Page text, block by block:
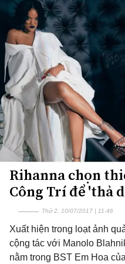
Rihanna chọn
Công Trí để 'thả
Thứ 2, 10/07/2017 | 11:46
Xuất hiện trong loạt ảnh
cộng tác với Manolo
nằm trong BST Em Hoa